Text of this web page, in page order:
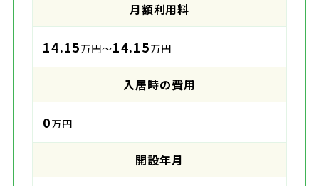
月額利用料
14.15万円～14.15万円
入居時の費用
0万円
開設年月